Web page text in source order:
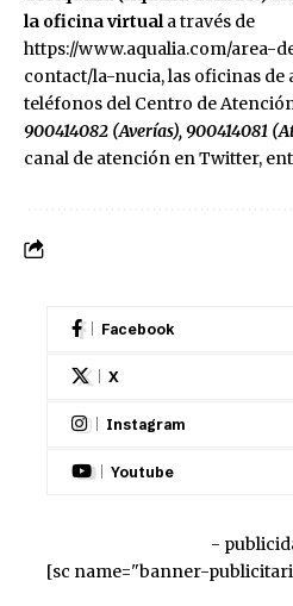
la oficina virtual a través de
https://www.aqualia.com/area-
contact/la-nucia, las oficinas
teléfonos del Centro de
900414082 (Averías), 900414081
canal de atención en Twitter,
Facebook
X
Instagram
Youtube
-
[sc name="banner-